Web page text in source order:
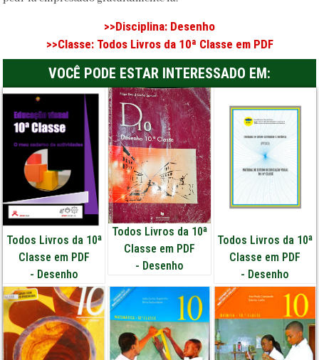
Classe / Ciclo:10ª Classe
Editora:MINEDH / MEC
Formato: PDF
>>Disciplina: Desenho
>>Classe: Todos Livros da 10ª Classe em PDF
VOCÊ PODE ESTAR INTERESSADO EM:
Todos Livros da 10ª
Classe em PDF
- Desenho
Todos Livros da 10ª
Classe em PDF
- Desenho
Todos Livros da 10ª
Classe em PDF
- Desenho